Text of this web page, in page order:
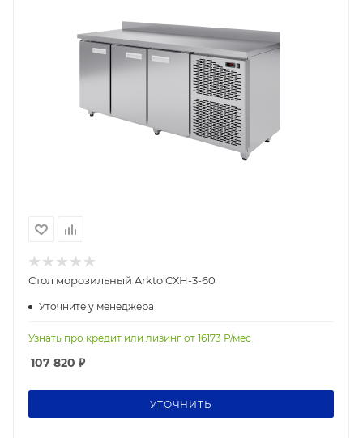
Стол морозильный Arkto СХН-3-60
Уточните у менеджера
Узнать про кредит или лизинг от 16173 Р/мес
107 820 ₽
УТОЧНИТЬ